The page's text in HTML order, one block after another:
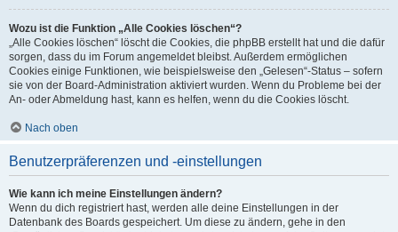
Wozu ist die Funktion „Alle Cookies löschen“?
„Alle Cookies löschen“ löscht die Cookies, die phpBB erstellt hat und die dafür
sorgen, dass du im Forum angemeldet bleibst. Außerdem ermöglichen
Cookies einige Funktionen, wie beispielsweise den „Gelesen“-Status – sofern
sie von der Board-Administration aktiviert wurden. Wenn du Probleme bei der
An- oder Abmeldung hast, kann es helfen, wenn du die Cookies löscht.
Nach oben
Benutzerpräferenzen und -einstellungen
Wie kann ich meine Einstellungen ändern?
Wenn du dich registriert hast, werden alle deine Einstellungen in der
Datenbank des Boards gespeichert. Um diese zu ändern, gehe in den